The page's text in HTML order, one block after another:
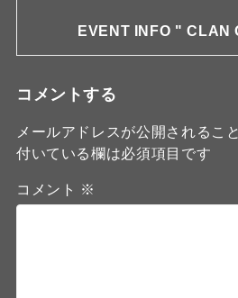
EVENT INFO " CLAN
コメントする
メールアドレスが公開されるこ
付いている欄は必須項目です
コメント ※